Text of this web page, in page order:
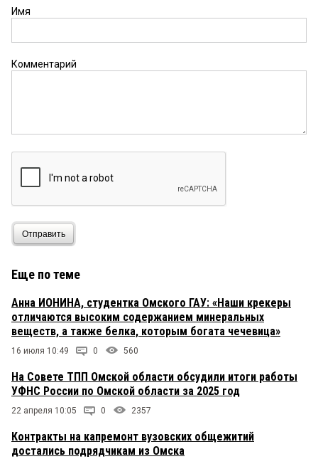
Имя
Комментарий
Отправить
Еще по теме
Анна ИОНИНА, студентка Омского ГАУ: «Наши крекеры
отличаются высоким содержанием минеральных
веществ, а также белка, которым богата чечевица»
16 июля 10:49 0 560
На Совете ТПП Омской области обсудили итоги работы
УФНС России по Омской области за 2025 год
22 апреля 10:05 0 2357
Контракты на капремонт вузовских общежитий
достались подрядчикам из Омска